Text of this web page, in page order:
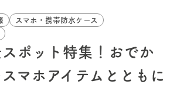
スマホ・携帯防水ケース
ポット特集！おでか
マホアイテムとともに